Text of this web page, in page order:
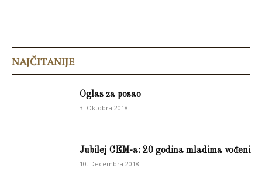
NAJČITANIJE
Oglas za posao
3. Oktobra 2018.
Jubilej CEM-a: 20 godina mladima vođeni
10. Decembra 2018.